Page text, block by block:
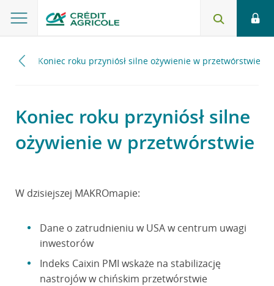
2017 Koniec roku przyniósł silne ożywienie w przetwórstwie
Koniec roku przyniósł silne
ożywienie w przetwórstwie
W dzisiejszej MAKROmapie:
Dane o zatrudnieniu w USA w centrum uwagi
inwestorów
Indeks Caixin PMI wskaże na stabilizację
nastrojów w chińskim przetwórstwie